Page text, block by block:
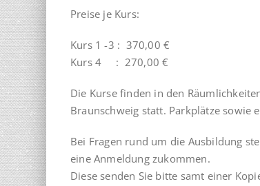
Preise je Kurs:
Kurs 1 -3 : 370,00 €
Kurs 4 : 270,00 €
Die Kurse finden in den
Braunschweig statt. Parkplätze sowie
Bei Fragen rund um die Ausbildung
eine Anmeldung zukommen.
Diese senden Sie bitte samt einer